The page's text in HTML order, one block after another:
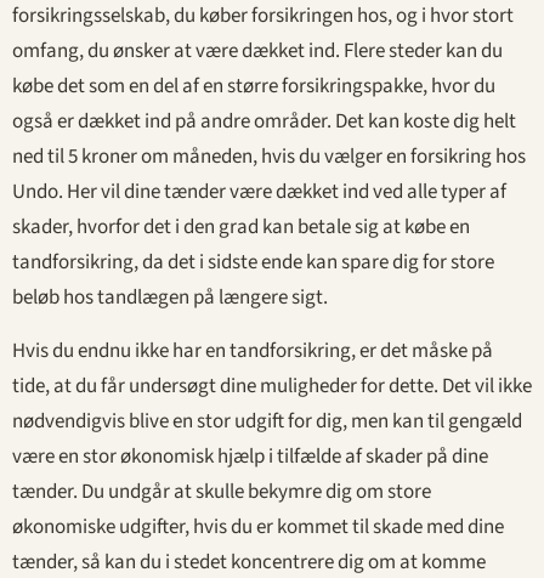
forsikringsselskab, du køber forsikringen hos, og i hvor stort
omfang, du ønsker at være dækket ind. Flere steder kan du
købe det som en del af en større forsikringspakke, hvor du
også er dækket ind på andre områder. Det kan koste dig helt
ned til 5 kroner om måneden, hvis du vælger en forsikring hos
Undo. Her vil dine tænder være dækket ind ved alle typer af
skader, hvorfor det i den grad kan betale sig at købe en
tandforsikring, da det i sidste ende kan spare dig for store
beløb hos tandlægen på længere sigt.
Hvis du endnu ikke har en tandforsikring, er det måske på
tide, at du får undersøgt dine muligheder for dette. Det vil ikke
nødvendigvis blive en stor udgift for dig, men kan til gengæld
være en stor økonomisk hjælp i tilfælde af skader på dine
tænder. Du undgår at skulle bekymre dig om store
økonomiske udgifter, hvis du er kommet til skade med dine
tænder, så kan du i stedet koncentrere dig om at komme